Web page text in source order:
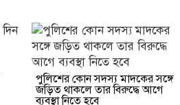
পুলিশের কোন সদস্য মাদকের সঙ্গে
জড়িত থাকলে তার বিরুদ্ধে আগে
ব্যবস্থা নিতে হবে